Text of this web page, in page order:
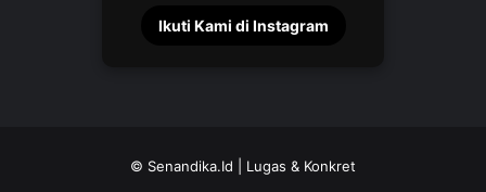
Ikuti Kami di Instagram
© Senandika.Id | Lugas & Konkret